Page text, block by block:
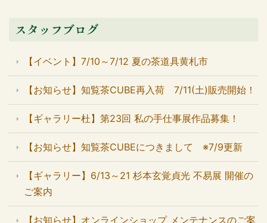
スタッフブログ
【イベント】7/10～7/12 夏の茶道具黄札市
【お知らせ】知覧茶CUBE再入荷 7/11(土)販売開始！
【ギャラリー杜】第23回 私の手仕事展作品募集！
【お知らせ】知覧茶CUBEにつきまして ※7/9更新
【ギャラリー】6/13～21 杉本玄覚貞光 不易展 開催の
ご案内
【お知らせ】オンラインショップ メンテナンスのご案